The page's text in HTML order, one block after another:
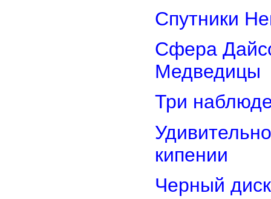
Спутники
Сфера
Медведицы
Три
кипении
Черный